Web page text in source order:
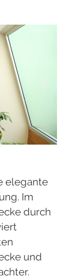
elegante
Im
durch
und